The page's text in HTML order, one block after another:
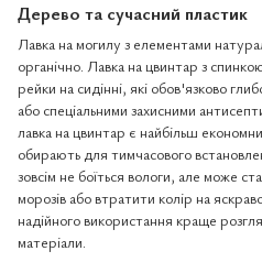
Дерево та сучасний пластик
Лавка на могилу з елементами
органічно. Лавка на цвинтар з
рейки на сидінні, які обов'язково
або спеціальними захисними
лавка на цвинтар є найбільш
обирають для тимчасового
зовсім не боїться вологи, але може
морозів або втратити колір на
надійного використання краще
матеріали.